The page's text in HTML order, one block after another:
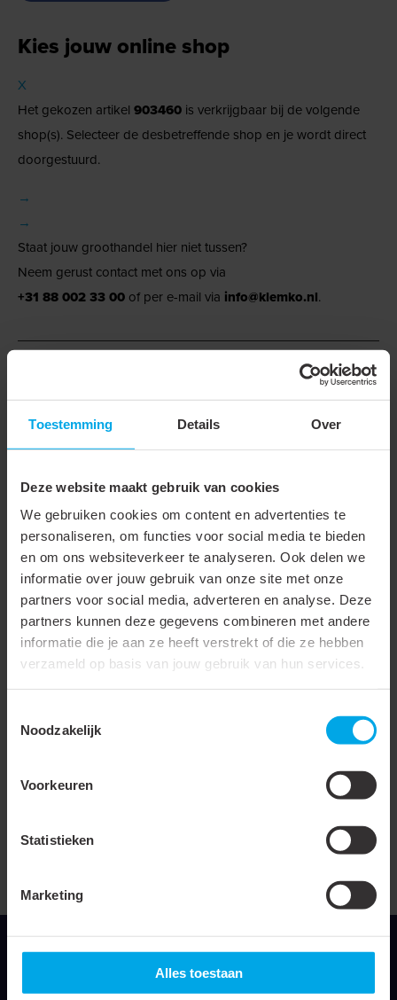
Toestemming Details Over
Deze website maakt gebruik van cookies
We gebruiken cookies om content en advertenties te
personaliseren, om functies voor social media te bieden
en om ons websiteverkeer te analyseren. Ook delen we
informatie over jouw gebruik van onze site met onze
partners voor social media, adverteren en analyse. Deze
partners kunnen deze gegevens combineren met andere
informatie die je aan ze heeft verstrekt of die ze hebben
verzameld op basis van jouw gebruik van hun services.
Noodzakelijk
Voorkeuren
Statistieken
Marketing
Alles toestaan
Kies jouw online shop
X
Het gekozen artikel 903460 is verkrijgbaar bij de volgende
shop(s). Selecteer de desbetreffende shop en je wordt direct
doorgestuurd.
→
→
Staat jouw groothandel hier niet tussen?
Neem gerust contact met ons op via
+31 88 002 33 00 of per e-mail via info@klemko.nl.
Technische gegevens
verbinders
Persvorm
Zeskant (hexagonaal)
Doorsnede
6 - 50 mm²
Met eindvergrendeling (bij
mechanische
gereedschappen)
Uitvoering/bediening
Mechanisch
Inzetstukken uitwisselbaar
terugloop
Uitvoering Matrijs